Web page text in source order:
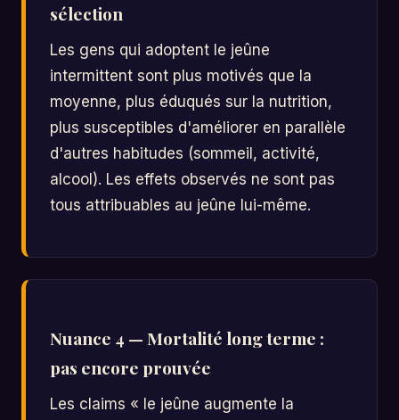
sélection
Les gens qui adoptent le jeûne
intermittent sont plus motivés que la
moyenne, plus éduqués sur la nutrition,
plus susceptibles d'améliorer en parallèle
d'autres habitudes (sommeil, activité,
alcool). Les effets observés ne sont pas
tous attribuables au jeûne lui-même.
Nuance 4 — Mortalité long terme :
pas encore prouvée
Les claims « le jeûne augmente la